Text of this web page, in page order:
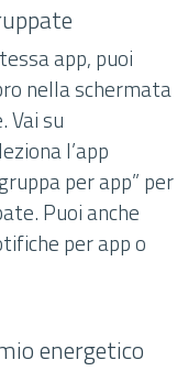
app, puoi
nella schermata
Vai su
l’app
per app” per
Puoi anche
per app o
energetico